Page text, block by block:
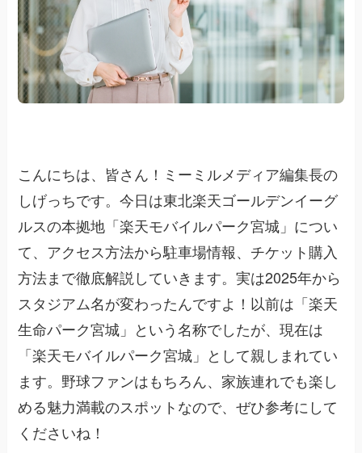
こんにちは、皆さん！ミーミルメディア編集長の
しげっちです。今日は東北楽天ゴールデンイーグ
ルスの本拠地「楽天モバイルパーク宮城」につい
て、アクセス方法から駐車場情報、チケット購入
方法まで徹底解説していきます。実は2025年から
スタジアム名が変わったんですよ！以前は「楽天
生命パーク宮城」という名称でしたが、現在は
「楽天モバイルパーク宮城」として親しまれてい
ます。野球ファンはもちろん、家族連れでも楽し
める魅力満載のスポットなので、ぜひ参考にして
くださいね！